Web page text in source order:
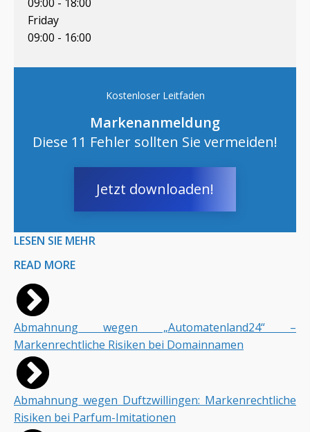
Friday
09:00 - 16:00
Kostenloser Leitfaden
Markenanmeldung
Diese 11 Fehler sollten Sie vermeiden!
Jetzt downloaden!
LESEN SIE MEHR
READ MORE
Abmahnung wegen „Automatenland24“ –
Markenrechtliche Risiken bei Domainnamen
Abmahnung wegen Duftzwillingen: Markenrechtliche
Risiken bei Parfum-Imitationen